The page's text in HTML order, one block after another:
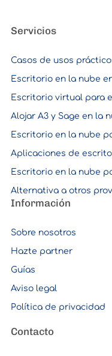
Servicios
Casos de usos
Escritorio en la nube
Escritorio virtual para
Alojar A3 y Sage en la
Escritorio en la nube
Aplicaciones de
Escritorio en la nube
Alternativa a otros
Información
Sobre nosotros
Hazte partner
Guías
Aviso legal
Política de privacidad
Contacto